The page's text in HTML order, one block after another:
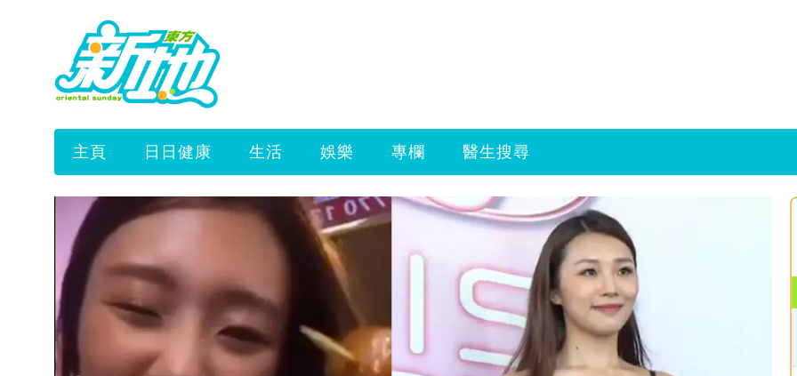
主頁 日日健康 生活 娛樂 專欄 醫生搜尋